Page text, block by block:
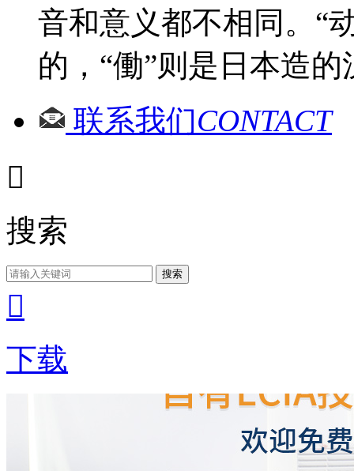
音和意义都不相同。“
的，“働”则是日本造的
联系我们CONTACT

搜索
搜索

下载